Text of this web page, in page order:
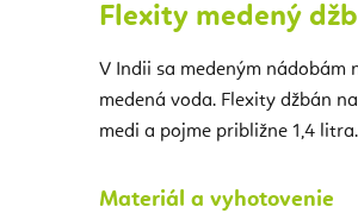
Flexity medený
V Indii sa medeným nádobám
medená voda. Flexity džbán
medi a pojme približne 1,4 litra.
Materiál a vyhotovenie